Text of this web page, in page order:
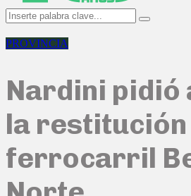
Search
for:
Search
PROVINCIA
Nardini pidió
la restitución
ferrocarril